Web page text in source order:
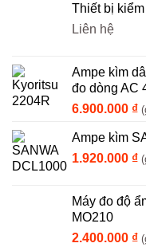
Thiết bị
Liên hệ
Ampe kìm
đo dòng AC
6.900.000 ₫
Ampe kìm
1.920.000 ₫
Máy đo độ
MO210
2.400.000 ₫